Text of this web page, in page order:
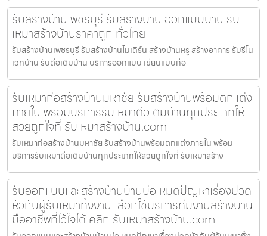
รับสร้างบ้านเพชรบุรี รับสร้างบ้าน ออกแบบบ้าน รับ
เหมาสร้างบ้านราคาถูก ทั่วไทย
รับสร้างบ้านเพชรบุรี รับสร้างบ้านโมเดิร์น สร้างบ้านหรู สร้างอาคาร รับรีโน
เวทบ้าน รับต่อเติมบ้าน บริการออกแบบ เขียนแบบก่อ
รับเหมาก่อสร้างบ้านมหาชัย รับสร้างบ้านพร้อมตกแต่ง
ภายใน พร้อมบริการรับเหมาต่อเติมบ้านทุกประเภทให้
สวยถูกใจที่ รับเหมาสร้างบ้าน.com
รับเหมาก่อสร้างบ้านมหาชัย รับสร้างบ้านพร้อมตกแต่งภายใน พร้อม
บริการรับเหมาต่อเติมบ้านทุกประเภทให้สวยถูกใจที่ รับเหมาสร้าง
รับออกแบบและสร้างบ้านบ้านบ่อ หมดปัญหาเรื่องปวด
หัวกับผู้รับเหมาทิ้งงาน เลือกใช้บริการทีมงานสร้างบ้าน
มืออาชีพที่ไว้ใจได้ คลิก รับเหมาสร้างบ้าน.com